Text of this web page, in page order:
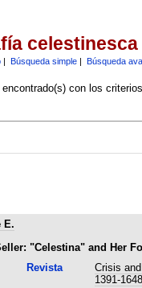
celestinesca
| Búsqueda simple| Búsqueda
con los
E.
"Celestina" and Her
Revista
Crisis
1391-1648